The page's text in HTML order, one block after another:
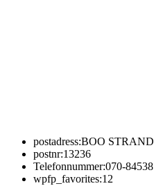
postadress:BOO
postnr:13236
Telefonnummer:070-
wpfp_favorites:12